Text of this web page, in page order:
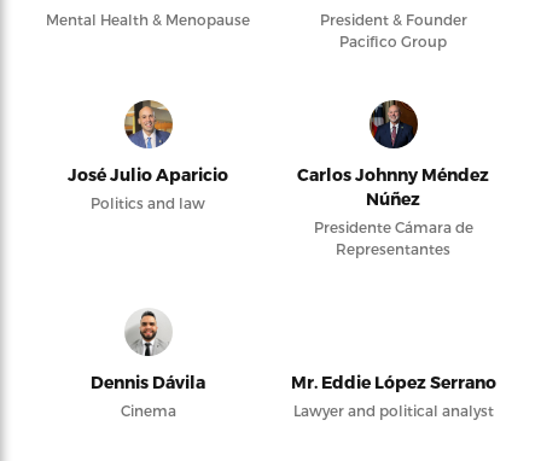
Mental Health & Menopause
President & Founder
Pacifico Group
José Julio Aparicio
Politics and law
Carlos Johnny Méndez
Núñez
Presidente Cámara de
Representantes
Dennis Dávila
Cinema
Mr. Eddie López Serrano
Lawyer and political analyst